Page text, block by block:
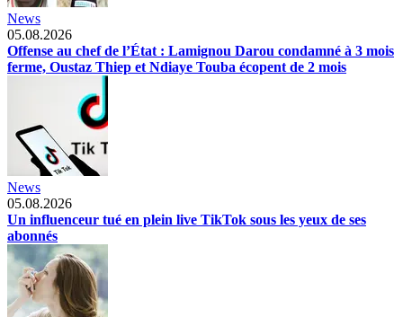
News
05.08.2026
Offense au chef de l’État : Lamignou Darou condamné à 3 mois
ferme, Oustaz Thiep et Ndiaye Touba écopent de 2 mois
News
05.08.2026
Un influenceur tué en plein live TikTok sous les yeux de ses
abonnés